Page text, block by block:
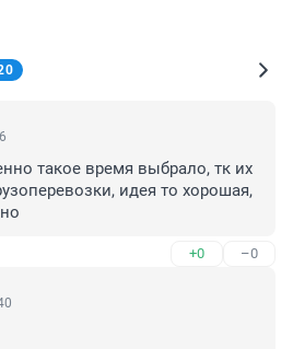
такое время выбрало, тк их
идея то хорошая,
+0 –0